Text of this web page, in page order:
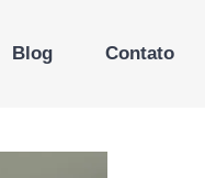
Blog Contato